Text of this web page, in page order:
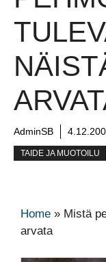
AdminSB
TAIDE JA MUOTOILU
Home » Mistä
arvata